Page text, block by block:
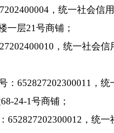
，统一社会信
一层21号商铺；
，统一社会
：652827202300011 ，
68-24-1号商铺；
652827202300012 ，统